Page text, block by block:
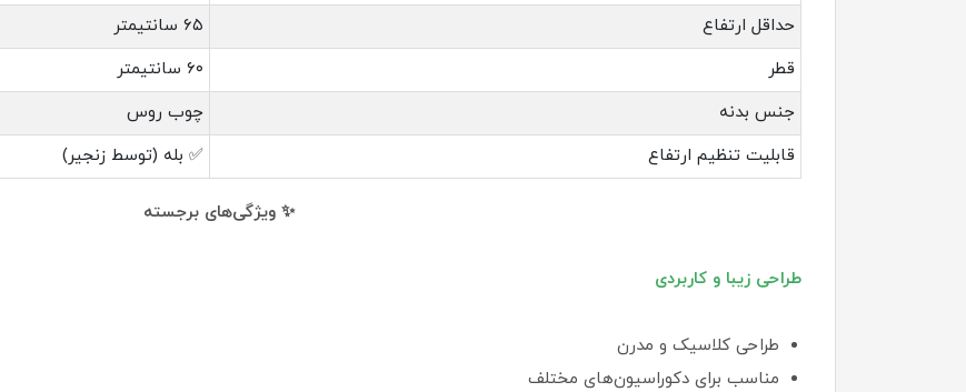
حداقل ارتفاع
۶۵ سانتیمتر
قطر
۶۰ سانتیمتر
جنس بدنه
چوب روس
قابلیت تنظیم ارتفاع
✅ بله (توسط زنجیر)
✨ ویژگی‌های برجسته
طراحی زیبا و کاربردی
طراحی کلاسیک و مدرن
مناسب برای دکوراسیون‌های مختلف